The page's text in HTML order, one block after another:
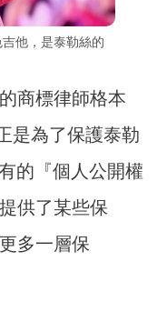
他，是泰勒絲的
商標律師格本
是為了保護泰勒
的『個人公開權
供了某些保
多一層保